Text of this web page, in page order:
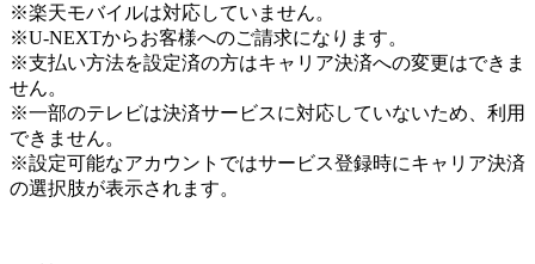
※楽天モバイルは対応していません。
※U-NEXTからお客様へのご請求になります。
※支払い方法を設定済の方はキャリア決済への変更はできま
せん。
※一部のテレビは決済サービスに対応していないため、利用
できません。
※設定可能なアカウントではサービス登録時にキャリア決済
の選択肢が表示されます。